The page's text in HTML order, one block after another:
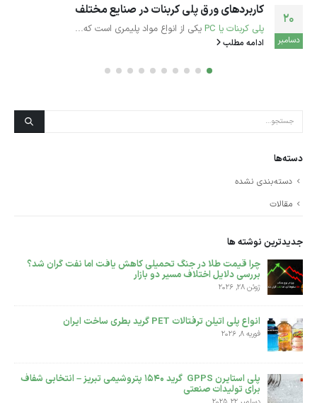
18
اکتبر
بررسی کاربرد، تفاوت‌ها و شباهت‌های انواع پلی‌اتیلن
سبک و سنگین
پلی‌اتیلن یکی از پرکاربردترین مواد ترموپلاستیک در جهان است که در
دسته‌ها
دسته‌بندی نشده
جدیدترین نوشته ها
نایلکس ؟؟
دسامبر 14, 2025
دسامبر 6, 2025